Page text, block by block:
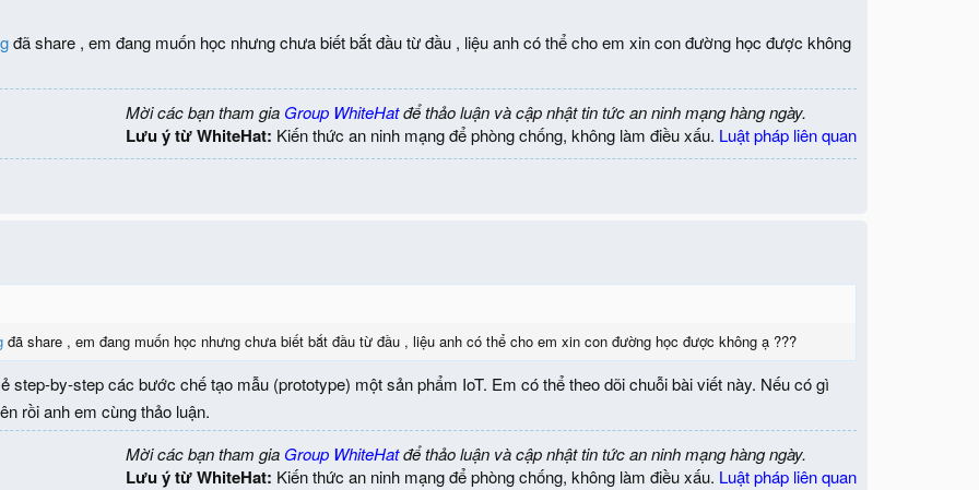
đã share , em đang muốn học nhưng chưa biết bắt đầu từ đầu , liệu anh có thể cho em xin con đường học được không
Mời các bạn tham gia Group WhiteHatđể thảo luận và cập nhật tin tức an ninh mạng hàng ngày.
Lưu ý từ WhiteHat: Kiến thức an ninh mạng để phòng chống, không làm điều xấu. Luật pháp liên quan
đã share , em đang muốn học nhưng chưa biết bắt đầu từ đầu , liệu anh có thể cho em xin con đường học được không ạ ???
step-by-step các bước chế tạo mẫu (prototype) một sản phẩm IoT. Em có thể theo dõi chuỗi bài viết này. Nếu có gì
rồi anh em cùng thảo luận.
Mời các bạn tham gia Group WhiteHatđể thảo luận và cập nhật tin tức an ninh mạng hàng ngày.
Lưu ý từ WhiteHat: Kiến thức an ninh mạng để phòng chống, không làm điều xấu. Luật pháp liên quan